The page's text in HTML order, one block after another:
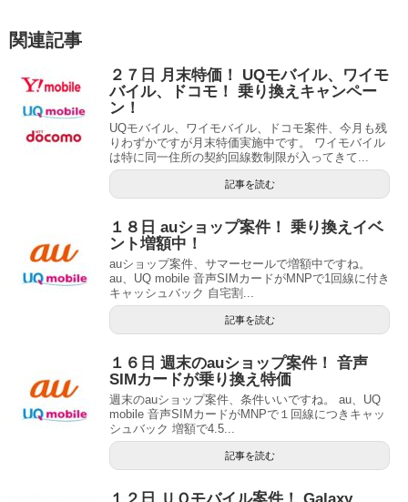
関連記事
２７日 月末特価！ UQモバイル、ワイモ
バイル、ドコモ！ 乗り換えキャンペー
ン！
UQモバイル、ワイモバイル、ドコモ案件、今月も残
りわずかですが月末特価実施中です。 ワイモバイル
は特に同一住所の契約回線数制限が入ってきて...
記事を読む
１８日 auショップ案件！ 乗り換えイベ
ント増額中！
auショップ案件、サマーセールで増額中ですね。
au、UQ mobile 音声SIMカードがMNPで1回線に付き
キャッシュバック 自宅割...
記事を読む
１６日 週末のauショップ案件！ 音声
SIMカードが乗り換え特価
週末のauショップ案件、条件いいですね。 au、UQ
mobile 音声SIMカードがMNPで１回線につきキャッ
シュバック 増額で4.5...
記事を読む